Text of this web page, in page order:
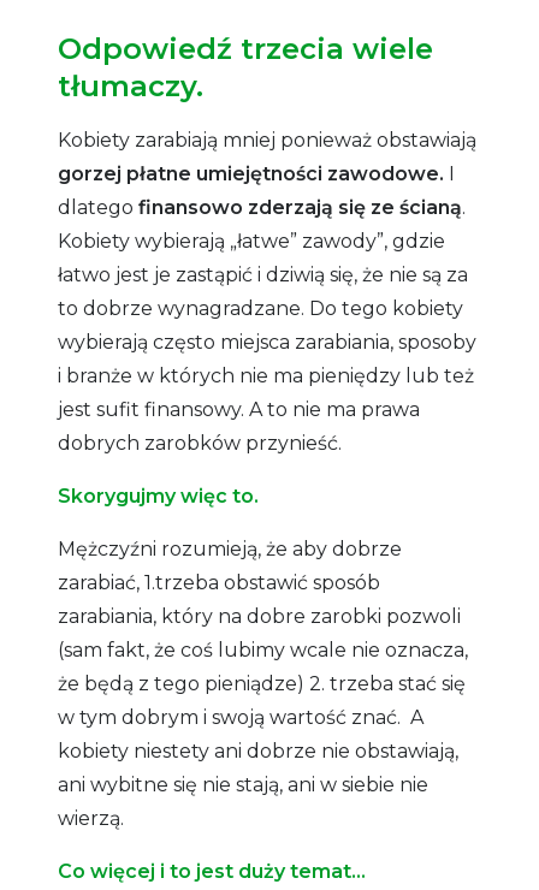
Odpowiedź trzecia wiele
tłumaczy.
Kobiety zarabiają mniej ponieważ obstawiają
gorzej płatne umiejętności zawodowe. I
dlatego finansowo zderzają się ze ścianą.
Kobiety wybierają „łatwe” zawody”, gdzie
łatwo jest je zastąpić i dziwią się, że nie są za
to dobrze wynagradzane. Do tego kobiety
wybierają często miejsca zarabiania, sposoby
i branże w których nie ma pieniędzy lub też
jest sufit finansowy. A to nie ma prawa
dobrych zarobków przynieść.
Skorygujmy więc to.
Mężczyźni rozumieją, że aby dobrze
zarabiać, 1.trzeba obstawić sposób
zarabiania, który na dobre zarobki pozwoli
(sam fakt, że coś lubimy wcale nie oznacza,
że będą z tego pieniądze) 2. trzeba stać się
w tym dobrym i swoją wartość znać. A
kobiety niestety ani dobrze nie obstawiają,
ani wybitne się nie stają, ani w siebie nie
wierzą.
Co więcej i to jest duży temat…